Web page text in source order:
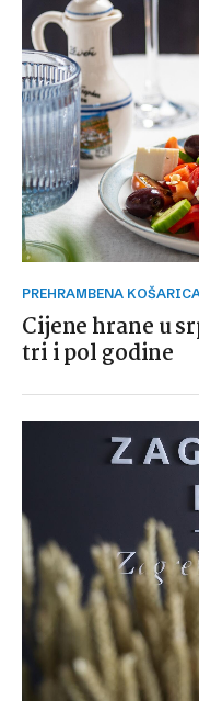
PREHRAMBENA
Cijene hrane u
tri i pol godine